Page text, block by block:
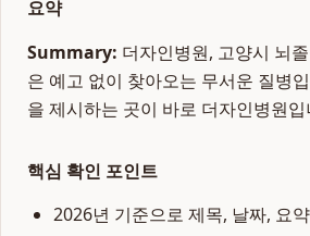
요약
Summary: 더자인병원, 고양시 뇌
은 예고 없이 찾아오는 무서운 질병
을 제시하는 곳이 바로 더자인병원입
핵심 확인 포인트
2026년 기준으로 제목, 날짜, 요